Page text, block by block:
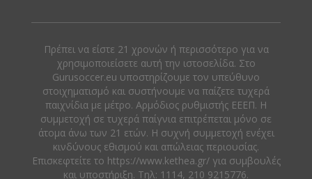
Πρέπει να είστε 21 χρονών ή περισσότερο για να
χρησιμοποιείσετε αυτή την ιστοσελίδα. Στο
Gurusoccer.eu υποστηρίζουμε τον υπεύθυνο
στοιχηματισμό και συστήνουμε να παίζετε τυχερά
παιχνίδια με μέτρο. Αρμόδιος ρυθμιστής ΕΕΕΠ. Η
συμμετοχή σε τυχερά παίγνια επιτρέπεται μόνο σε
άτομα άνω των 21 ετών. Η συχνή συμμετοχή ενέχει
κινδύνους εθισμού και απώλειας περιουσίας.
Eπισκεφτείτε το https://www.kethea.gr/ για συμβουλές
και υποστήριξη. Tηλ: 1114, 210 9215776.